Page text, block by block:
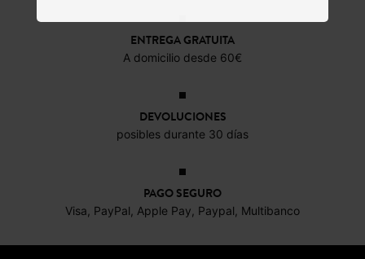
ENTREGA GRATUITA
A domicilio desde 60€
DEVOLUCIONES
posibles durante 30 días
PAGO SEGURO
Visa, PayPal, Apple Pay, Paypal, Multibanco